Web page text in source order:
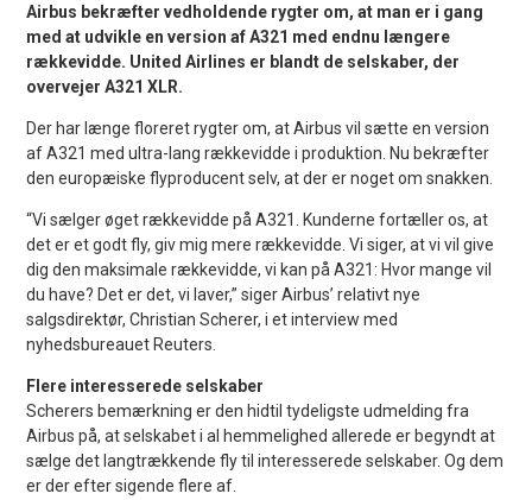
Airbus bekræfter vedholdende rygter om, at man er i gang
med at udvikle en version af A321 med endnu længere
rækkevidde. United Airlines er blandt de selskaber, der
overvejer A321 XLR.
Der har længe floreret rygter om, at Airbus vil sætte en version
af A321 med ultra-lang rækkevidde i produktion. Nu bekræfter
den europæiske flyproducent selv, at der er noget om snakken.
“Vi sælger øget rækkevidde på A321. Kunderne fortæller os, at
det er et godt fly, giv mig mere rækkevidde. Vi siger, at vi vil give
dig den maksimale rækkevidde, vi kan på A321: Hvor mange vil
du have? Det er det, vi laver,” siger Airbus’ relativt nye
salgsdirektør, Christian Scherer, i et interview med
nyhedsbureauet Reuters.
Flere interesserede selskaber
Scherers bemærkning er den hidtil tydeligste udmelding fra
Airbus på, at selskabet i al hemmelighed allerede er begyndt at
sælge det langtrækkende fly til interesserede selskaber. Og dem
er der efter sigende flere af.